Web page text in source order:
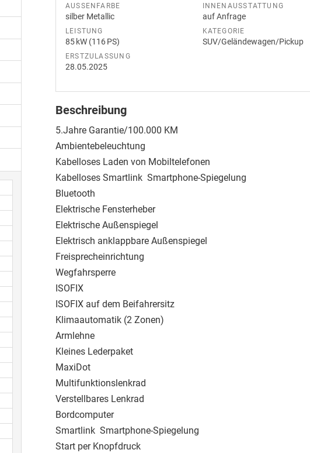
AUSSENFARBE
silber Metallic
INNENAUSSTATTUNG
auf Anfrage
LEISTUNG
85 kW (116 PS)
KATEGORIE
SUV/Geländewagen/Pickup
ERSTZULASSUNG
28.05.2025
Beschreibung
5.Jahre Garantie/100.000 KM
Ambientebeleuchtung
Kabelloses Laden von Mobiltelefonen
Kabelloses Smartlink  Smartphone-Spiegelung
Bluetooth
Elektrische Fensterheber
Elektrische Außenspiegel
Elektrisch anklappbare Außenspiegel
Freisprecheinrichtung
Wegfahrsperre
ISOFIX
ISOFIX auf dem Beifahrersitz
Klimaautomatik (2 Zonen)
Armlehne
Kleines Lederpaket
MaxiDot
Multifunktionslenkrad
Verstellbares Lenkrad
Bordcomputer
Smartlink  Smartphone-Spiegelung
Start per Knopfdruck